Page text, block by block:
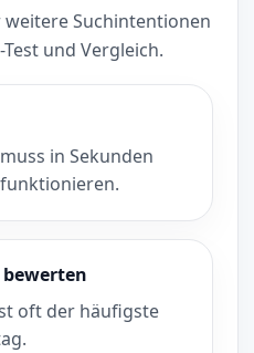
Suchintentionen
und Vergleich.
in Sekunden
oft der häufigste